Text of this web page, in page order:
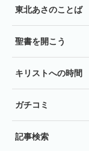
東北あさのことば
聖書を開こう
キリストへの時間
ガチコミ
記事検索